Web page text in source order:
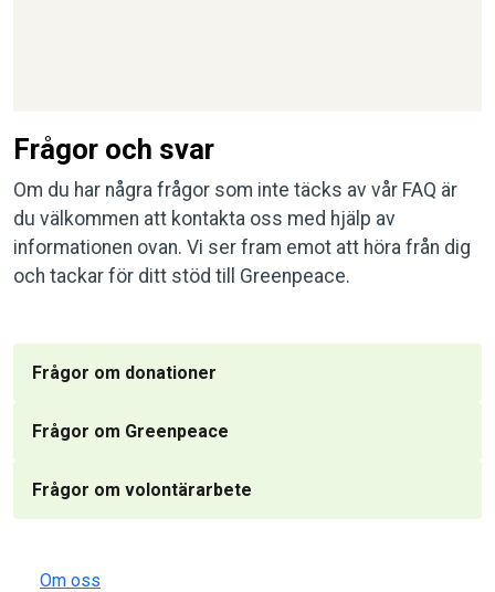
Frågor och svar
Om du har några frågor som inte täcks av vår FAQ är
du välkommen att kontakta oss med hjälp av
informationen ovan. Vi ser fram emot att höra från dig
och tackar för ditt stöd till Greenpeace.
Frågor om donationer
Frågor om Greenpeace
Frågor om volontärarbete
Om oss